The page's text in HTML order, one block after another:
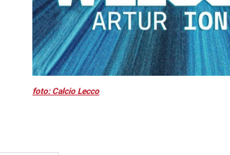
foto: Calcio Lecco